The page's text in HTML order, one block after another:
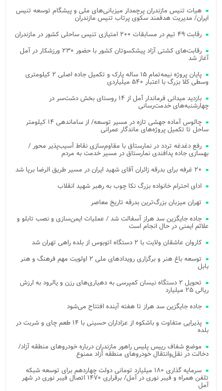
هیات تنیس مازندران پرچمدار میزبانی‌های ملی و پیشگام توسعه تنیس
ایران/ مدیریت هدفمند سکوی پرتاب تنیس مازندران
رقابت ۴۹ تیم در مسابقات ۲۰۰ امتیازی تنیس ساحلی کشور در مازندران
رقابت‌های کشتی آزاد پیشکسوتان کشور با حضور ۲۳۰ ورزشکار در آمل
آغاز شد
پایان پروژه نیمه‌تمام ۱۵ ساله پارک و تکمیل جاده اصلی ۲ کیلومتری
وسطی کلا بزرگ با اعتبار ۵۴۰ میلیاردی
بازدید میدانی فرماندار آمل از ۱۴ روستای بخش دشت‌سر در
چهارشنبه‌های خدمت‌رسانی
چالوس آماده جهشی تازه در مسیر توسعه/ از ساماندهی ۱۴ کیلومتر
ساحل تا تکمیل پروژه‌های ماندگار عمرانی
رفع دغدغه تردد در نمارستاق با مقاوم‌سازی نقاط آسیب‌پذیر محور /
بهسازی جاده پدافندی نمارستاق در مسیر خدمت به مردم
۲۰ غرفه برای بدرقه زائران آقای شهید ایران در مسیر طریق الرضا برپا شد
ادای احترام خانواده بزرگ نکا چوب به رهبر شهید انقلاب
تهران میزبان بزرگ‌ترین بدرقه تاریخ معاصر
جاده جایگزین سد هراز آسفالت شد / عملیات ایمن‌سازی و نصب تابلو و
علائم ایمنی در حال انجام است
کاروان عاشقان ولایت با ۲ دستگاه اتوبوس از بلده راهی تهران شد
توسعه باغ هنر و برگزاری رویدادهای ملی ۲ اولویت مهم فرهنگ و هنر
بابل
تحویل ۲ دستگاه نیسان کمپرسی به دهیاری‌های رزن و یالرود به ارزش
ریالی ۲۵ میلیارد
جاده جایگزین سد هراز تا هفته آینده افتتاح می‌شود
پذیرایی متفاوت و باشکوه از عزاداران حسینی با ۱۴ طعم چای و شربت در
بلده
موضع شفاف رییس پلیس راهور مازندران درباره خودروهای منطقه آزاد/
دخالت در نقل‌وانتقال خودروهای منطقه آزاد ممنوع
سرمایه گذاری ۱۸۰ میلیارد تومانی دولت چهاردهم برای توسعه شبکه
تلفن همراه و فیبر نوری در آمل/ برقراری ۱۴۷۰ اتصال فیبر نوری در شهر
آمل